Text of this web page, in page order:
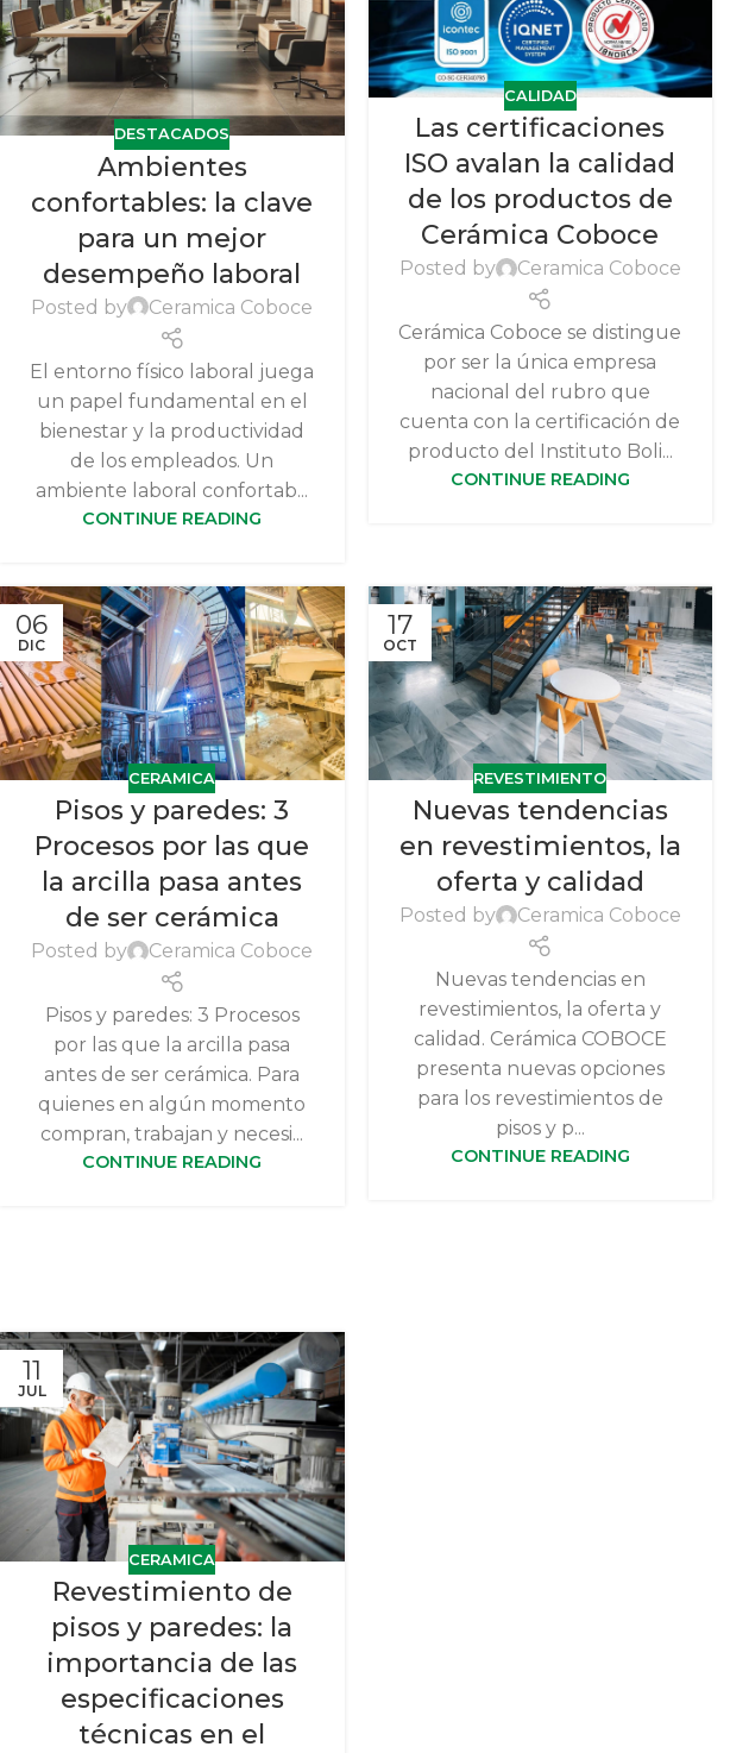
DESTACADOS
Ambientes
confortables: la clave
para un mejor
desempeño laboral
Posted by Ceramica Coboce
El entorno físico laboral juega
un papel fundamental en el
bienestar y la productividad
de los empleados. Un
ambiente laboral confortab...
CONTINUE READING
CALIDAD
Las certificaciones
ISO avalan la calidad
de los productos de
Cerámica Coboce
Posted by Ceramica Coboce
Cerámica Coboce se distingue
por ser la única empresa
nacional del rubro que
cuenta con la certificación de
producto del Instituto Boli...
CONTINUE READING
06
DIC
CERAMICA
Pisos y paredes: 3
Procesos por las que
la arcilla pasa antes
de ser cerámica
Posted by Ceramica Coboce
Pisos y paredes: 3 Procesos
por las que la arcilla pasa
antes de ser cerámica. Para
quienes en algún momento
compran, trabajan y necesi...
CONTINUE READING
17
OCT
REVESTIMIENTO
Nuevas tendencias
en revestimientos, la
oferta y calidad
Posted by Ceramica Coboce
Nuevas tendencias en
revestimientos, la oferta y
calidad. Cerámica COBOCE
presenta nuevas opciones
para los revestimientos de
pisos y p...
CONTINUE READING
11
JUL
CERAMICA
Revestimiento de
pisos y paredes: la
importancia de las
especificaciones
técnicas en el